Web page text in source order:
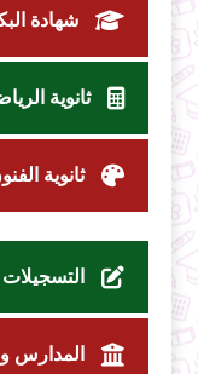
شهادة
ثانوية
ثانوية
المدارس